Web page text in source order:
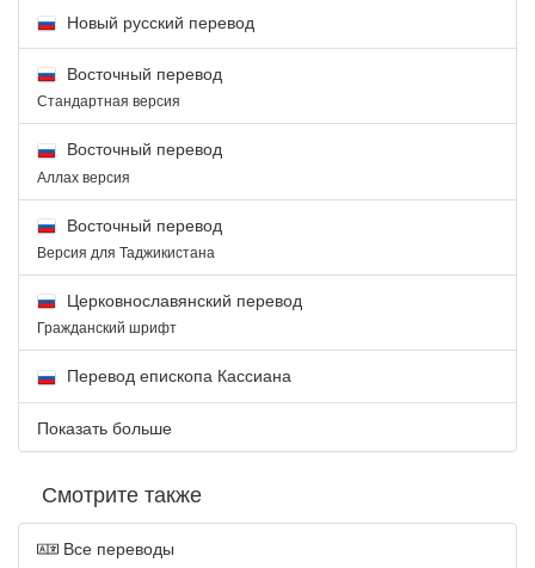
Новый русский перевод
Восточный перевод
Стандартная версия
Восточный перевод
Аллах версия
Восточный перевод
Версия для Таджикистана
Церковнославянский перевод
Гражданский шрифт
Перевод епископа Кассиана
Показать больше
Смотрите также
Все переводы